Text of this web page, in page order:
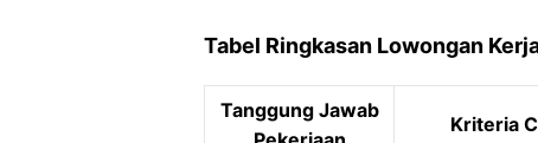
Tabel Ringkasan Lowongan
Tanggung Jawab
Kriteria